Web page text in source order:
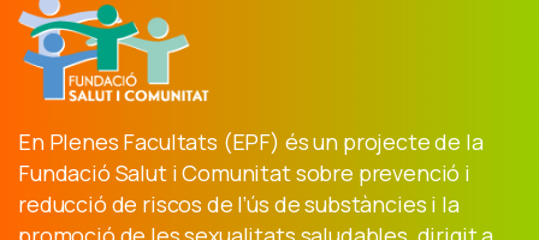
En Plenes Facultats (EPF) és un projecte de la
Fundació Salut i Comunitat sobre prevenció i
reducció de riscos de l’ús de substàncies i la